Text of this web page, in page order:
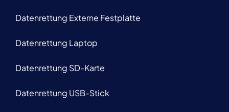
Datenrettung Externe Festplatte
Datenrettung Laptop
Datenrettung SD-Karte
Datenrettung USB-Stick